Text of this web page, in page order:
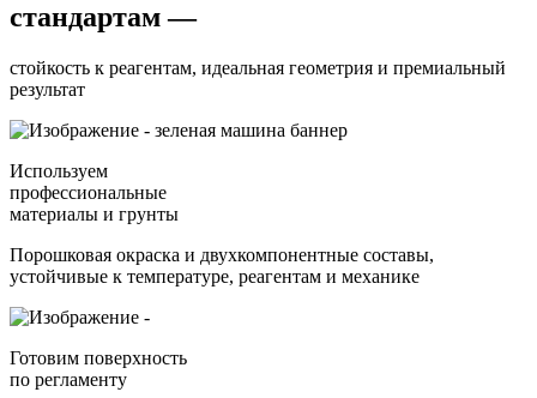
стандартам —
стойкость к реагентам, идеальная геометрия и премиальный
результат
Используем
профессиональные
материалы и грунты
Порошковая окраска и двухкомпонентные составы,
устойчивые к температуре, реагентам и механике
Готовим поверхность
по регламенту